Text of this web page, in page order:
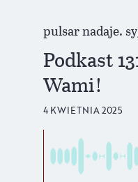
pulsar nadaje.
Podkast
Wami!
4 KWIETNIA 2025